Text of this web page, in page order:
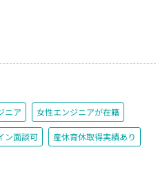
ニア 女性エンジニアが在籍
ン面談可 産休育休取得実績あり